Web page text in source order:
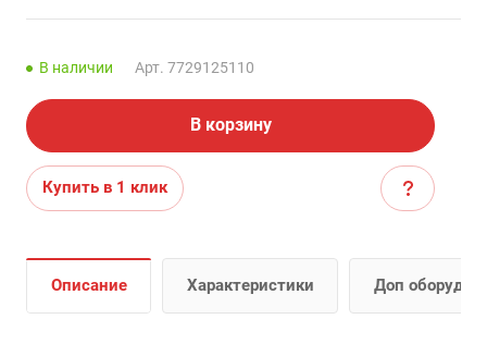
В наличии Арт. 7729125110
В корзину
Купить в 1 клик
Описание Характеристики Доп